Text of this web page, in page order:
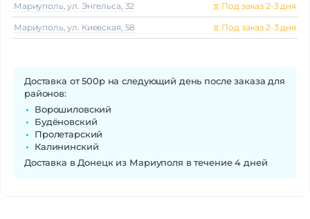
Мариуполь, ул. Энгельса, 32 ⧖ Под заказ 2-3 дня
Мариуполь, ул. Киевская, 58 ⧖ Под заказ 2-3 дня
Доставка от 500р на следующий день после заказа для
районов:
Ворошиловский
Будёновский
Пролетарский
Калининский
Доставка в Донецк из Мариуполя в течение 4 дней